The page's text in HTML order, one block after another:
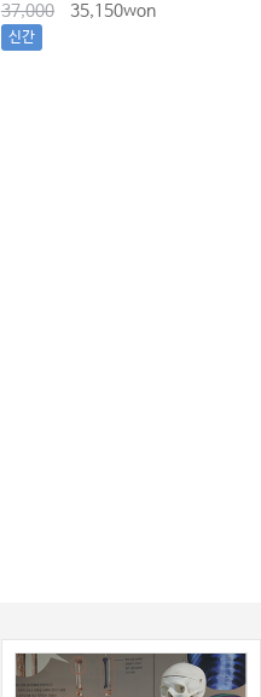
37,000
35,150won
신간